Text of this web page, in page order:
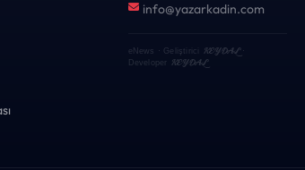
info@yazarkadin.com
eNews · Geliştirici KEYDAL·
Developer KEYDAL